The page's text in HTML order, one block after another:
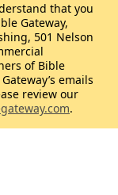
that you
Gateway,
501 Nelson
of Bible
emails
review our
.